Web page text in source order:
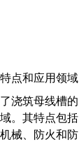
点和应用领域
浇筑母线槽的
。其特点包括
械、防火和防